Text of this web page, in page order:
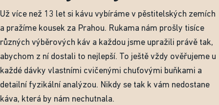
Už více než 13 let si kávu vybíráme v pěstitelských zemích
a pražíme kousek za Prahou. Rukama nám prošly tisíce
různých výběrových káv a každou jsme upražili právě tak,
abychom z ní dostali to nejlepší. To ještě vždy ověřujeme u
každé dávky vlastními cvičenými chuťovými buňkami a
detailní fyzikální analýzou. Nikdy se tak k vám nedostane
káva, která by nám nechutnala.